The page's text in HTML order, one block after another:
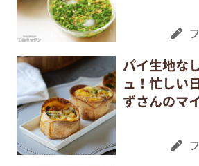
パイ生地な
ュ！忙しい
ずさんのマ